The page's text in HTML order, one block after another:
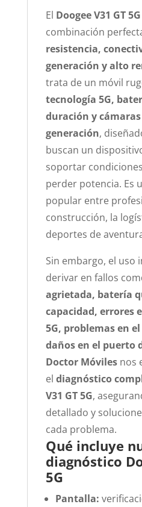
El Doogee V31 GT 5G
combinación
resistencia,
generación y alto
trata de un móvil
tecnología 5G,
duración y
generación,
buscan un
soportar
perder potencia. Es
popular entre
construcción, la
deportes de
Sin embargo, el uso
derivar en fallos
agrietada, batería
capacidad, errores
5G, problemas en
daños en el puerto
Doctor Móvilesnos
el diagnóstico
V31 GT 5G,
detallado y
cada problema.
Qué incluye
diagnóstico
5G
Pantalla: